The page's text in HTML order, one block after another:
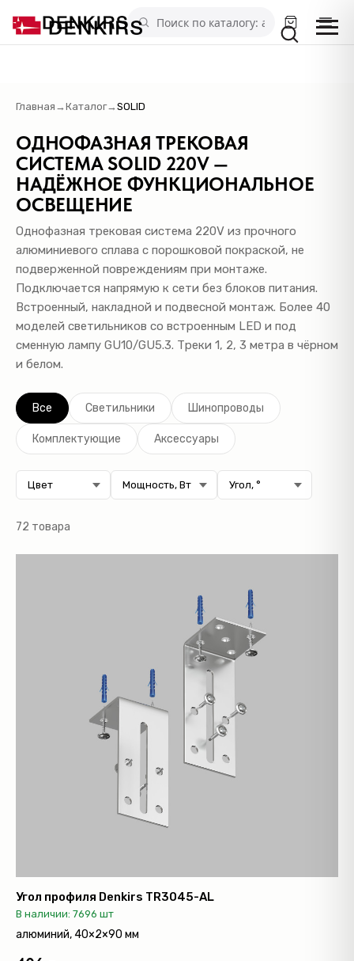
Главная →Каталог→SOLID
ОДНОФАЗНАЯ ТРЕКОВАЯ
СИСТЕМА SOLID 220V —
НАДЁЖНОЕ ФУНКЦИОНАЛЬНОЕ
ОСВЕЩЕНИЕ
Однофазная трековая система 220V из прочного
алюминиевого сплава с порошковой покраской, не
подверженной повреждениям при монтаже.
Подключается напрямую к сети без блоков питания.
Встроенный, накладной и подвесной монтаж. Более 40
моделей светильников со встроенным LED и под
сменную лампу GU10/GU5.3. Треки 1, 2, 3 метра в чёрном
и белом.
Все Светильники Шинопроводы
Комплектующие Аксессуары
72 товара
Угол профиля Denkirs TR3045-AL
В наличии: 7696 шт
алюминий, 40×2×90 мм